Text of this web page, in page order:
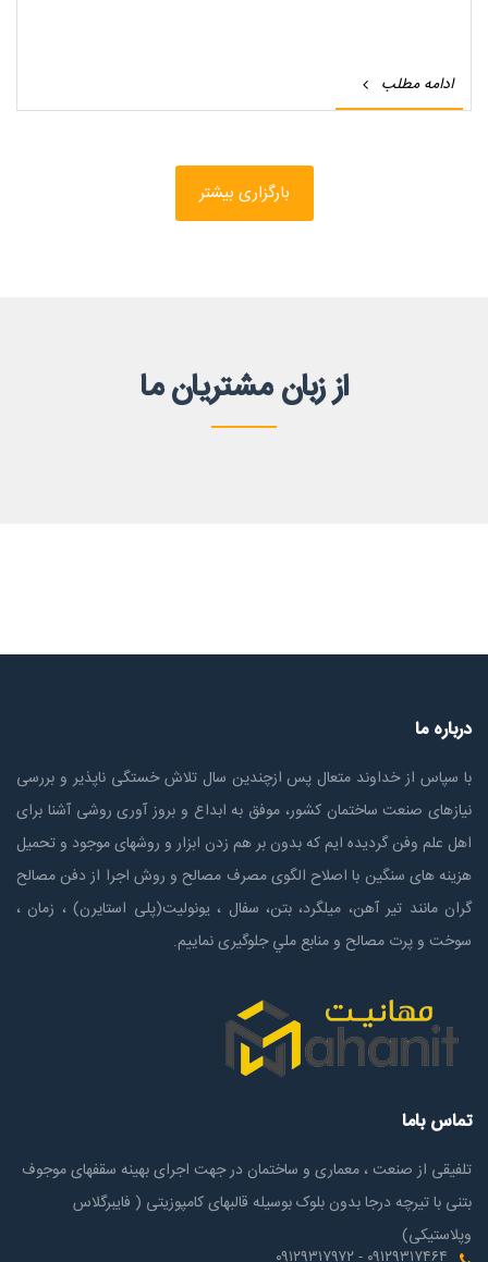
ادامه مطلب
بارگزاری بیشتر
از زبان مشتریان ما
درباره ما
با سپاس از خداوند متعال پس ازچندين سال تلاش خستگی ناپذير و بررسی
نیازهای صنعت ساختمان كشور، موفق به ابداع و بروز آوری روشی آشنا برای
اهل علم وفن گردیده ایم که بدون بر هم زدن ابزار و روشهای موجود و تحمیل
هزینه های سنگین با اصلاح الگوی مصرف مصالح و روش اجرا از دفن مصالح
گران مانند تیر آهن، میلگرد، بتن، سفال ، یونولیت(پلی استايرن) ، زمان ،
سوخت و پرت مصالح و منابع ملي جلوگیری نماییم.
تماس باما
تلفیقی از صنعت ، معماری و ساختمان در جهت اجرای بهینه سقفهای موجوف
بتنی با تیرچه درجا بدون بلوک بوسیله قالبهای کامپوزیتی ( فایبرگلاس
وپلاستیکی)